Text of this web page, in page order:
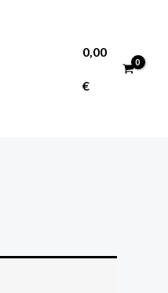
0,00
€